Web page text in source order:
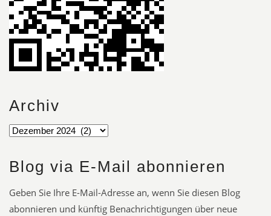
Archiv
Blog via E-Mail abonnieren
Geben Sie Ihre E-Mail-Adresse an, wenn Sie diesen Blog
abonnieren und künftig Benachrichtigungen über neue